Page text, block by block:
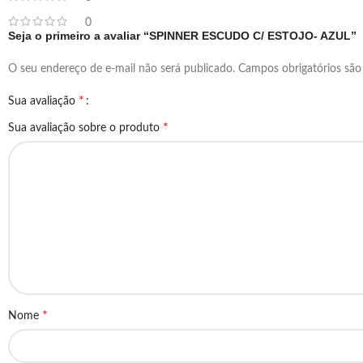
0
Seja o primeiro a avaliar “SPINNER ESCUDO C/ ESTOJO- AZUL”
O seu endereço de e-mail não será publicado. Campos obrigatórios
Sua avaliação *
Sua avaliação sobre o produto *
Nome *